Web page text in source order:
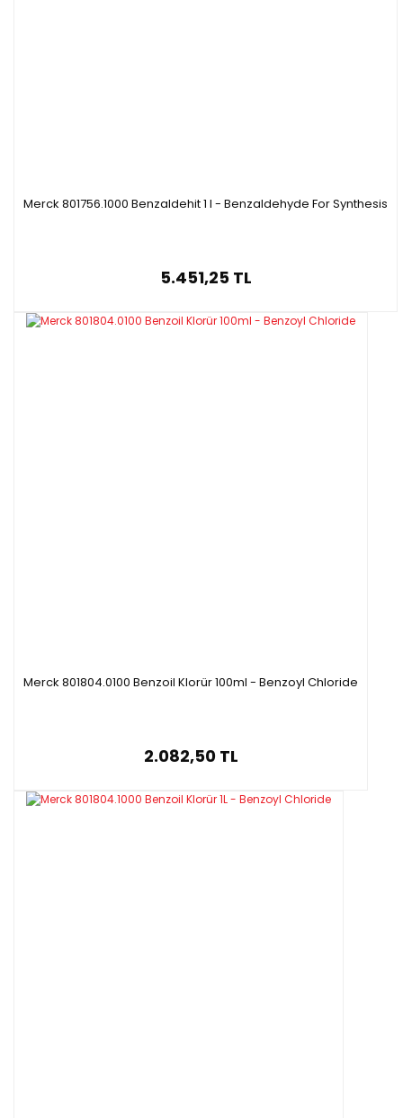
Merck 801756.1000 Benzaldehit 1 l - Benzaldehyde For Synthesis
5.451,25 TL
Merck 801804.0100 Benzoil Klorür 100ml - Benzoyl Chloride
2.082,50 TL